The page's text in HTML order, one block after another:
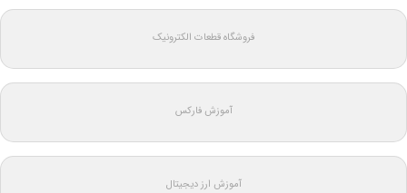
فروشگاه قطعات الکترونیک
آموزش فارکس
آموزش ارز دیجیتال